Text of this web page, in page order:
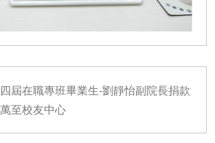
屆在職專班畢業生-劉靜怡副院長捐款
至校友中心